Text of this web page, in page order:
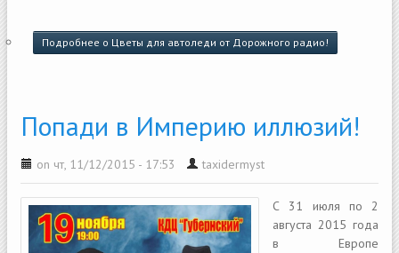
Подробнее о Цветы для автоледи от Дорожного радио!
Попади в Империю иллюзий!
on чт, 11/12/2015 - 17:53 taxidermyst
С 31 июля по 2
августа 2015 года
в Европе